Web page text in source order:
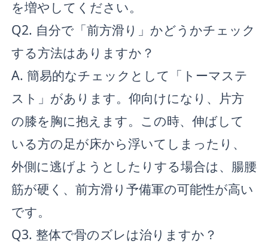
を増やしてください。
Q2. 自分で「前方滑り」かどうかチェック
する方法はありますか？
A. 簡易的なチェックとして「トーマステ
スト」があります。仰向けになり、片方
の膝を胸に抱えます。この時、伸ばして
いる方の足が床から浮いてしまったり、
外側に逃げようとしたりする場合は、腸腰
筋が硬く、前方滑り予備軍の可能性が高い
です。
Q3. 整体で骨のズレは治りますか？